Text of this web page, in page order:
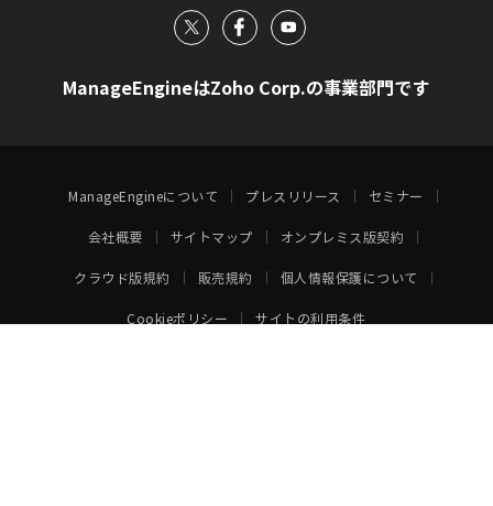
ManageEngineはZoho Corp.の事業部門です
ManageEngineについて プレスリリース セミナー
会社概要 サイトマップ オンプレミス版契約
クラウド版規約 販売規約 個人情報保護について
Cookieポリシー サイトの利用条件